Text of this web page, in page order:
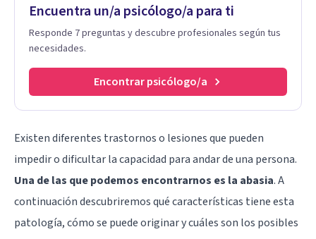
Encuentra un/a psicólogo/a para ti
Responde 7 preguntas y descubre profesionales según tus
necesidades.
Encontrar psicólogo/a
Existen diferentes trastornos o lesiones que pueden
impedir o dificultar la capacidad para andar de una persona.
Una de las que podemos encontrarnos es la abasia. A
continuación descubriremos qué características tiene esta
patología, cómo se puede originar y cuáles son los posibles